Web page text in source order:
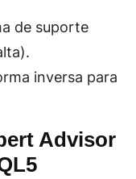
de suporte
inversa para
Advisor